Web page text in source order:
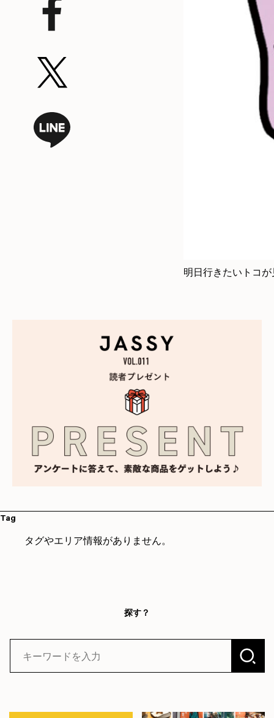
明日行きたいトコ
Tag
タグやエリア情報がありません。
探す？